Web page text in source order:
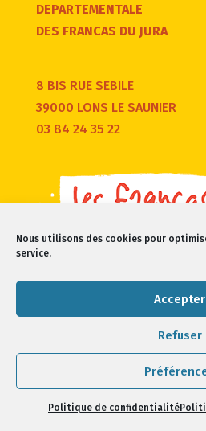
Nous utilisons des cookies pour
service.
Accepter
Refuser
Politique de confidentialité
DEPARTEMENTALE
DES FRANCAS DU JURA
8 BIS RUE SEBILE
39000 LONS LE SAUNIER
03 84 24 35 22